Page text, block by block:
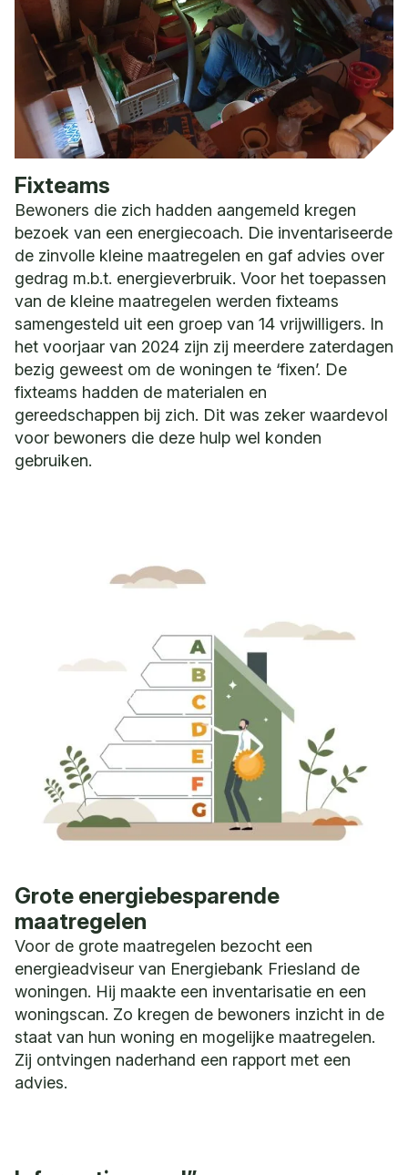
Fixteams
Bewoners die zich hadden aangemeld kregen
bezoek van een energiecoach. Die inventariseerde
de zinvolle kleine maatregelen en gaf advies over
gedrag m.b.t. energieverbruik. Voor het toepassen
van de kleine maatregelen werden fixteams
samengesteld uit een groep van 14 vrijwilligers. In
het voorjaar van 2024 zijn zij meerdere zaterdagen
bezig geweest om de woningen te ‘fixen’. De
fixteams hadden de materialen en
gereedschappen bij zich. Dit was zeker waardevol
voor bewoners die deze hulp wel konden
gebruiken.
Grote energiebesparende
maatregelen
Voor de grote maatregelen bezocht een
energieadviseur van Energiebank Friesland de
woningen. Hij maakte een inventarisatie en een
woningscan. Zo kregen de bewoners inzicht in de
staat van hun woning en mogelijke maatregelen.
Zij ontvingen naderhand een rapport met een
advies.